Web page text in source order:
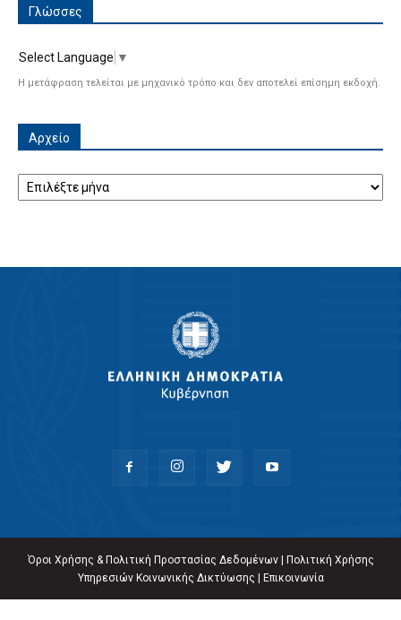
Γλώσσες
Select Language ▼
Η μετάφραση τελείται με μηχανικό τρόπο και δεν αποτελεί επίσημη εκδοχή.
Αρχείο
Όροι Χρήσης & Πολιτική Προστασίας Δεδομένων|
Πολιτική Χρήσης
Υπηρεσιών Κοινωνικής Δικτύωσης
Επικοινωνία